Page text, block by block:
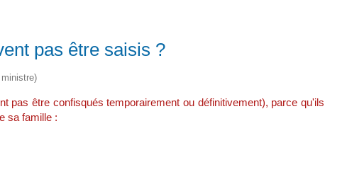
pas être saisis ?
pas être confisqués temporairement ou définitivement), parce qu'ils
sa famille :